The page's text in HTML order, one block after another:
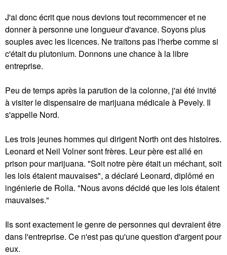
J'ai donc écrit que nous devions tout recommencer et ne
donner à personne une longueur d'avance. Soyons plus
souples avec les licences. Ne traitons pas l'herbe comme si
c'était du plutonium. Donnons une chance à la libre
entreprise.
Peu de temps après la parution de la colonne, j'ai été invité
à visiter le dispensaire de marijuana médicale à Pevely. Il
s'appelle Nord.
Les trois jeunes hommes qui dirigent North ont des histoires.
Leonard et Neil Volner sont frères. Leur père est allé en
prison pour marijuana. "Soit notre père était un méchant, soit
les lois étaient mauvaises", a déclaré Leonard, diplômé en
ingénierie de Rolla. "Nous avons décidé que les lois étaient
mauvaises."
Ils sont exactement le genre de personnes qui devraient être
dans l'entreprise. Ce n'est pas qu'une question d'argent pour
eux.